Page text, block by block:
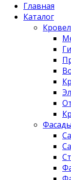
Главная
Каталог